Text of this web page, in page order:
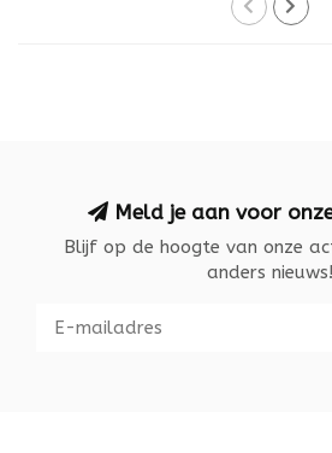
Meld je aan voor
Blijf op de hoogte van onze
anders nieuws!